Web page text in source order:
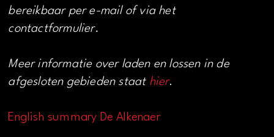
bereikbaar per e-mail of via het
contactformulier.
Meer informatie over laden en lossen in de
afgesloten gebieden staat hier.
English summary De Alkenaer